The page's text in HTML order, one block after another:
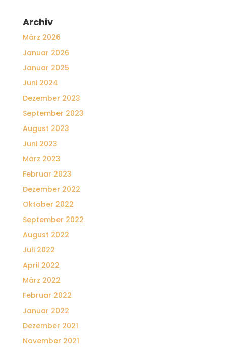
Archiv
März 2026
Januar 2026
Januar 2025
Juni 2024
Dezember 2023
September 2023
August 2023
Juni 2023
März 2023
Februar 2023
Dezember 2022
Oktober 2022
September 2022
August 2022
Juli 2022
April 2022
März 2022
Februar 2022
Januar 2022
Dezember 2021
November 2021